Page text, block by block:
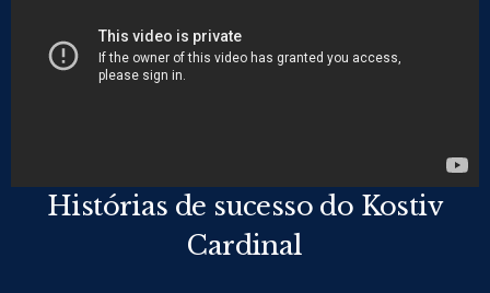
Histórias de sucesso do Kostiv
Cardinal